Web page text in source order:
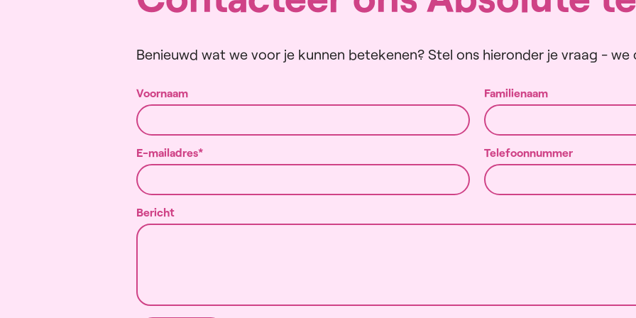
Benieuwd wat we voor je kunnen betekenen? Stel ons hieronder je vraag -
Voornaam Familienaam
E-mailadres Telefoonnummer
Bericht